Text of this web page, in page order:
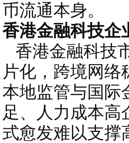
币流通本身。
香港金融科技企
香港金融科技
片化，跨境网
本地监管与国际
足、人力成本高
式愈发难以支撑